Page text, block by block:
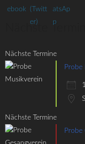
Nächste
Nächste Termine
Probe
Nächste Termine
Probe